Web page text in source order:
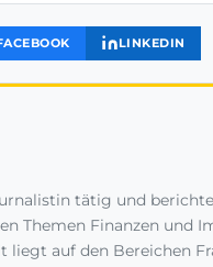
LINKEDIN
tätig und
Themen Finanzen und
liegt auf den Bereichen